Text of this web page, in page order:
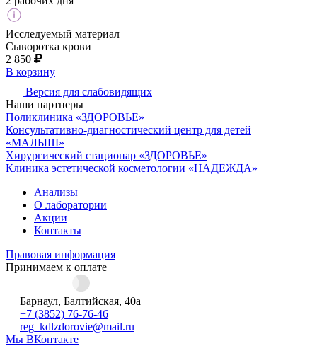
Исследуемый материал
Сыворотка крови
2 850
В корзину
Версия для слабовидящих
Наши партнеры
Поликлиника «ЗДОРОВЬЕ»
Консультативно-диагностический центр для детей
«МАЛЫШ»
Хирургический стационар «ЗДОРОВЬЕ»
Клиника эстетической косметологии «НАДЕЖДА»
Анализы
О лаборатории
Акции
Контакты
Правовая информация
Принимаем к оплате
Барнаул, Балтийская, 40а
+7 (3852) 76-76-46
reg_kdlzdorovie@mail.ru
Мы ВКонтакте